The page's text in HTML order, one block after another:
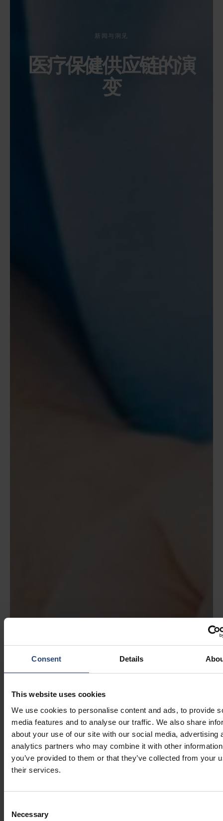
Consent Details
This website uses cookies
We use cookies to personalise content and ads, to provide
media features and to analyse our traffic. We also share
about your use of our site with our social media, advertising
analytics partners who may combine it with other
you’ve provided to them or that they’ve collected from your
their services.
Selection
Necessary
新闻与洞见
医疗保健供应链的演
变